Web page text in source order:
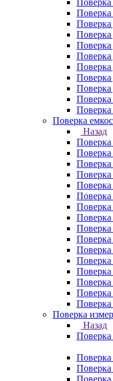
Поверка
Поверка
Поверка
Поверка
Поверка
Поверка
Поверка
Поверка
Поверка
Поверка
Поверка
Назад
Поверка
Поверка
Поверка
Поверка
Поверка
Поверка
Поверка
Поверка
Поверка
Назад
Поверка
Поверка
Поверка
Поверка